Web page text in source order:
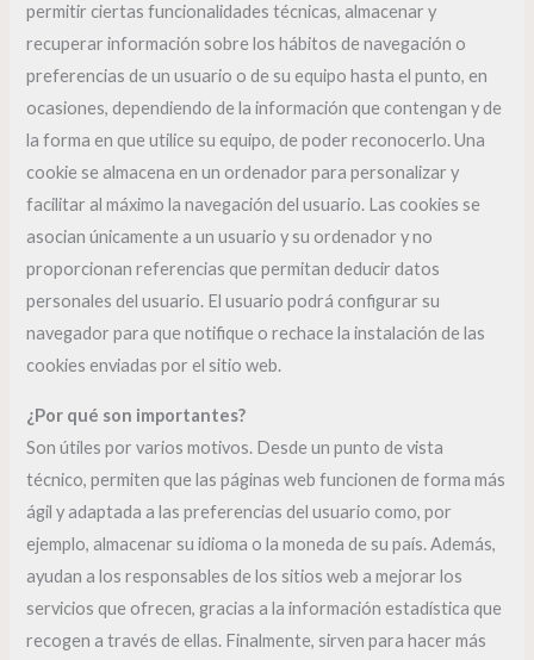
permitir ciertas funcionalidades técnicas, almacenar y
recuperar información sobre los hábitos de navegación o
preferencias de un usuario o de su equipo hasta el punto, en
ocasiones, dependiendo de la información que contengan y de
la forma en que utilice su equipo, de poder reconocerlo. Una
cookie se almacena en un ordenador para personalizar y
facilitar al máximo la navegación del usuario. Las cookies se
asocian únicamente a un usuario y su ordenador y no
proporcionan referencias que permitan deducir datos
personales del usuario. El usuario podrá configurar su
navegador para que notifique o rechace la instalación de las
cookies enviadas por el sitio web.
¿Por qué son importantes?
Son útiles por varios motivos. Desde un punto de vista
técnico, permiten que las páginas web funcionen de forma más
ágil y adaptada a las preferencias del usuario como, por
ejemplo, almacenar su idioma o la moneda de su país. Además,
ayudan a los responsables de los sitios web a mejorar los
servicios que ofrecen, gracias a la información estadística que
recogen a través de ellas. Finalmente, sirven para hacer más